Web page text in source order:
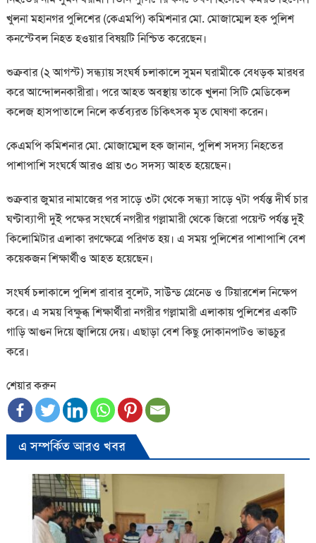
খুলনা মহানগর পুলিশের (কেএমপি) কমিশনার মো. মোজাম্মেল হক পুলিশ
কনস্টেবল নিহত হওয়ার বিষয়টি নিশ্চিত করেছেন।
শুক্রবার (২ আগস্ট) সন্ধ্যায় সংঘর্ষ চলাকালে সুমন ঘরামীকে বেধড়ক মারধর
করে আন্দোলনকারীরা। পরে আহত অবস্থায় তাকে খুলনা সিটি মেডিকেল
কলেজ হাসপাতালে নিলে কর্তব্যরত চিকিৎসক মৃত ঘোষণা করেন।
কেএমপি কমিশনার মো. মোজাম্মেল হক জানান, পুলিশ সদস্য নিহতের
পাশাপাশি সংঘর্ষে আরও প্রায় ৩০ সদস্য আহত হয়েছেন।
শুক্রবার জুমার নামাজের পর সাড়ে ৩টা থেকে সন্ধ্যা সাড়ে ৭টা পর্যন্ত দীর্ঘ চার
ঘণ্টাব্যাপী দুই পক্ষের সংঘর্ষে নগরীর গল্লামারী থেকে জিরো পয়েন্ট পর্যন্ত দুই
কিলোমিটার এলাকা রণক্ষেত্রে পরিণত হয়। এ সময় পুলিশের পাশাপাশি বেশ
কয়েকজন শিক্ষার্থীও আহত হয়েছেন।
সংঘর্ষ চলাকালে পুলিশ রাবার বুলেট, সাউন্ড গ্রেনেড ও টিয়ারশেল নিক্ষেপ
করে। এ সময় বিক্ষুব্ধ শিক্ষার্থীরা নগরীর গল্লামারী এলাকায় পুলিশের একটি
গাড়ি আগুন দিয়ে জ্বালিয়ে দেয়। এছাড়া বেশ কিছু দোকানপাটও ভাঙচুর
করে।
শেয়ার করুন
এ সম্পর্কিত আরও খবর